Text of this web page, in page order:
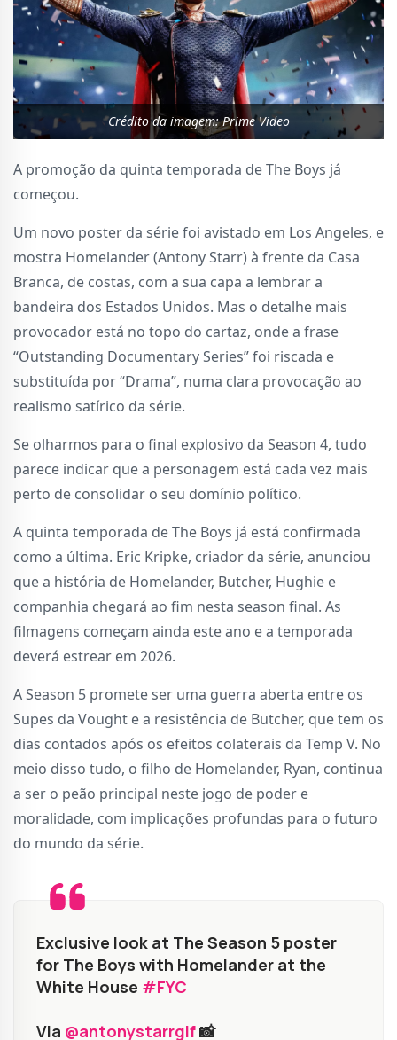
Crédito da imagem: Prime Video
A promoção da quinta temporada de The Boys já
começou.
Um novo poster da série foi avistado em Los Angeles, e
mostra Homelander (Antony Starr) à frente da Casa
Branca, de costas, com a sua capa a lembrar a
bandeira dos Estados Unidos. Mas o detalhe mais
provocador está no topo do cartaz, onde a frase
“Outstanding Documentary Series” foi riscada e
substituída por “Drama”, numa clara provocação ao
realismo satírico da série.
Se olharmos para o final explosivo da Season 4, tudo
parece indicar que a personagem está cada vez mais
perto de consolidar o seu domínio político.
A quinta temporada de The Boys já está confirmada
como a última. Eric Kripke, criador da série, anunciou
que a história de Homelander, Butcher, Hughie e
companhia chegará ao fim nesta season final. As
filmagens começam ainda este ano e a temporada
deverá estrear em 2026.
A Season 5 promete ser uma guerra aberta entre os
Supes da Vought e a resistência de Butcher, que tem os
dias contados após os efeitos colaterais da Temp V. No
meio disso tudo, o filho de Homelander, Ryan, continua
a ser o peão principal neste jogo de poder e
moralidade, com implicações profundas para o futuro
do mundo da série.
Exclusive look at The Season 5 poster
for The Boys with Homelander at the
White House #FYC
Via @antonystarrgif📸